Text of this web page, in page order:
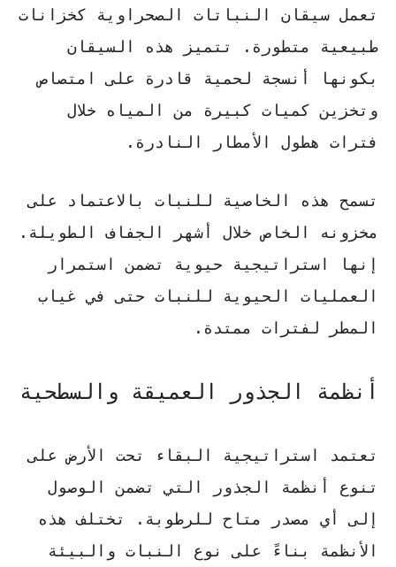
تعمل سيقان النباتات الصحراوية كخزانات
طبيعية متطورة. تتميز هذه السيقان
بكونها
أنسجة لحمية قادرة على امتصاص
وتخزين كميات كبيرة من المياه خلال
فترات هطول الأمطار النادرة.
تسمح هذه الخاصية للنبات بالاعتماد على
مخزونه الخاص خلال أشهر الجفاف الطويلة.
إنها استراتيجية حيوية تضمن استمرار
العمليات الحيوية للنبات حتى في غياب
المطر لفترات ممتدة.
أنظمة الجذور العميقة والسطحية
تعتمد استراتيجية البقاء تحت الأرض على
تنوع أنظمة الجذور التي تضمن الوصول
إلى أي مصدر متاح للرطوبة. تختلف هذه
الأنظمة بناءً على نوع النبات والبيئة